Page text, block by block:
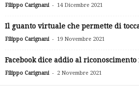
Filippo Carignani - 14 Dicembre 2021
Il guanto virtuale che permette di
Filippo Carignani - 19 Novembre 2021
Facebook dice addio al riconoscimento
Filippo Carignani - 2 Novembre 2021